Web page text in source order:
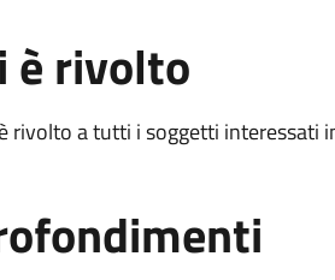
è rivolto
rivolto a tutti i soggetti interessati